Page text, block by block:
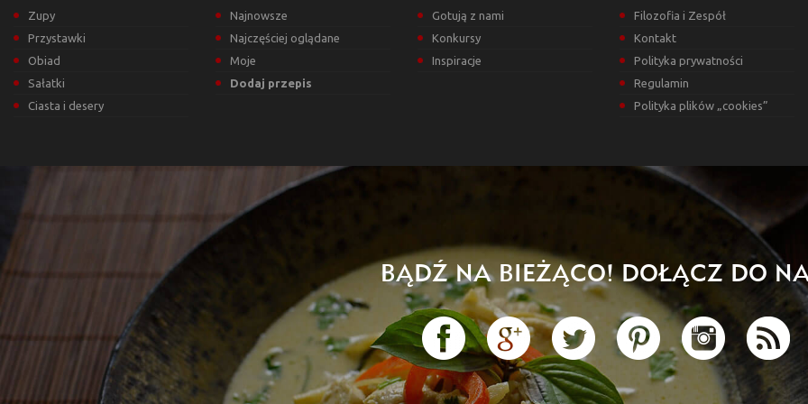
Zupy
Przystawki
Obiad
Sałatki
Ciasta i desery
Najnowsze
Najczęściej oglądane
Moje
Dodaj przepis
Gotują z nami
Konkursy
Inspiracje
Filozofia i Zespół
Kontakt
Polityka prywatności
Regulamin
Polityka plików „cookies”
BĄDŹ NA BIEŻĄCO! DOŁĄCZ DO